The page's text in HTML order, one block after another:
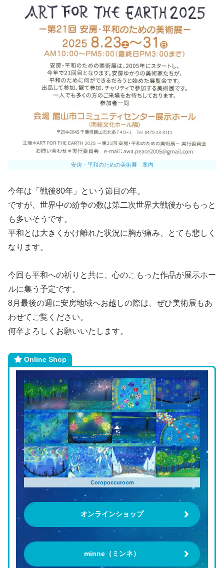
安房・平和のための美術展 案内
今年は「戦後80年」という節目の年。
ですが、世界中の紛争の数は第二次世界大戦後からもっと
も多いそうです。
平和とは大きくかけ離れた状況に胸が痛み、とても悲しく
なります。
今回も平和への祈りと共に、心のこもった作品が展示ホー
ルに集う予定です。
8月最後の週に安房地域へお越しの際は、ぜひ美術展もあ
わせてご覧ください。
何卒よろしくお願いいたします。
Online Shop
Coropoccuroom
オンラインショップ
minne（ミンネ）